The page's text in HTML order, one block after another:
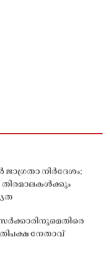
നിർദേശം;
തിരമാലകൾക്കും
നേതാവ്